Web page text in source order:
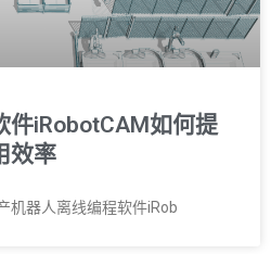
件iRobotCAM如何提
效率
机器人离线编程软件iRob